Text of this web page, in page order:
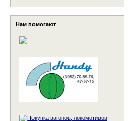
Нам помогают